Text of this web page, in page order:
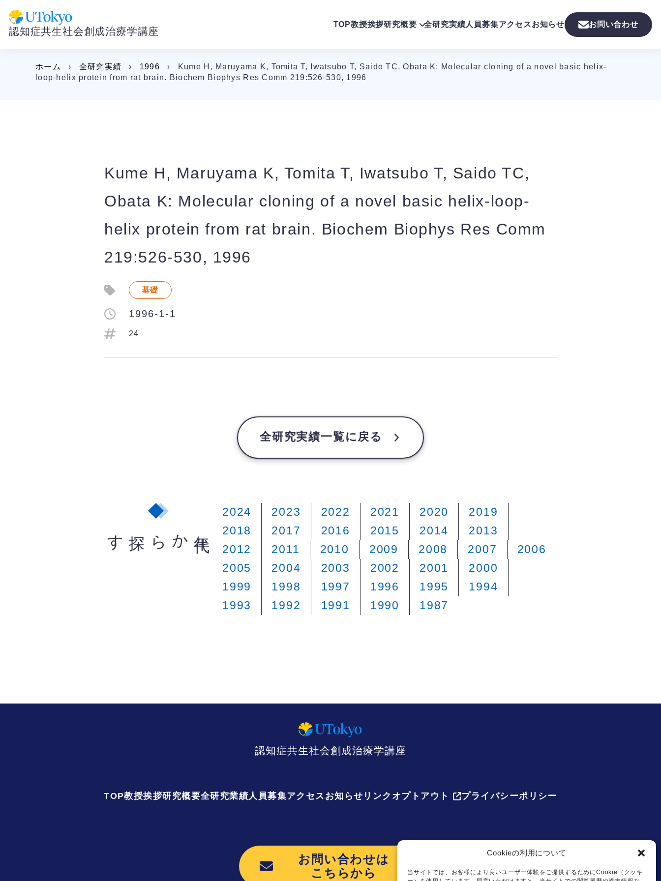
Cookieの利用について
当サイトでは、お客様により良いユーザー体験をご提供するためにCookie（クッキ
認知症共生社会創成治療学講座
TOP教授挨拶研究概要 全研究実績人員募集アクセスお知らせ お問い合わせ
ホーム › 全研究実績 › 1996 ›
Kume H, Maruyama K, Tomita T, Iwatsubo T, Saido TC, Obata K: Molecular cloning of a novel basic helix-
loop-helix protein from rat brain. Biochem Biophys Res Comm 219:526-530, 1996
Kume H, Maruyama K, Tomita T, Iwatsubo T, Saido TC,
Obata K: Molecular cloning of a novel basic helix-loop-
helix protein from rat brain. Biochem Biophys Res Comm
219:526-530, 1996
基礎
1996-1-1
24
全研究実績一覧に戻る
から探す
2024 2023 2022 2021 2020
2019
2018
2017 2016 2015 2014
2013
2012
2011 2010 2009 2008 2007
2006
2005
2004 2003 2002 2001
2000
1999
1998 1997 1996 1995
1994
1993
1992 1991 1990 1987
認知症共生社会創成治療学講座
TOP教授挨拶研究概要全研究業績人員募集アクセス お知らせ リンク オプトアウト プライバシーポリシー
お問い合わせは
こちらから